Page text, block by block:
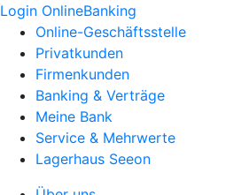
Login OnlineBanking
Online-Geschäftsstelle
Privatkunden
Firmenkunden
Banking & Verträge
Meine Bank
Service & Mehrwerte
Lagerhaus Seeon